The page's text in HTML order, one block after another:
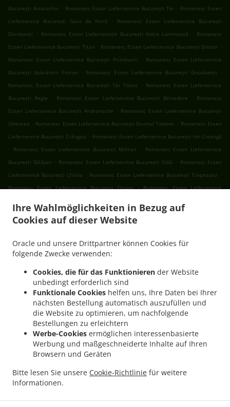
Ihre Wahlmöglichkeiten in Bezug auf
Cookies auf dieser Website
Oracle und unsere Drittpartner können Cookies für
folgende Zwecke verwenden:
Cookies, die für das Funktionieren der Website
unbedingt erforderlich sind
Funktionale Cookies helfen uns, Ihre Daten bei Ihrer
nächsten Bestellung automatisch auszufüllen und
die Website zu optimieren, um nachfolgende
Bestellungen zu erleichtern
Werbe-Cookies ermöglichen interessenbasierte
Werbung und maßgeschneiderte Inhalte auf Ihren
Browsern und Geräten
Bitte lesen Sie unsere Cookie-Richtlinie für weitere
Informationen.
București Aviatorilor . Romanesc Essen Lieferservice București Tei . Romanesc Essen
Lieferservice București Gara de Nord
.
Romanesc Essen Lieferservice București
Dorobanți
. Romanesc Essen Lieferservice București Vatra Luminoasă . Romanesc
Essen Lieferservice București Titan . Romanesc Essen Lieferservice București Dristor .
Romanesc Essen Lieferservice București Primăverii
. Romanesc Essen Lieferservice
București Apărătorii Patriei
. Romanesc Essen Lieferservice București Grozăvești
.
Romanesc Essen Lieferservice București Tei Toboc
. Romanesc Essen Lieferservice
București Regie
. Romanesc Essen Lieferservice București Belvedere . Romanesc
Essen Lieferservice București Andronache
. Romanesc Essen Lieferservice București
Ghencea . Romanesc Essen Lieferservice București Drumul Taberei . Romanesc Essen
Lieferservice București Crângași . Romanesc Essen Lieferservice București Ion Creangă
. Romanesc Essen Lieferservice București Militari . Romanesc Essen Lieferservice
București Sălăjan
. Romanesc Essen Lieferservice București Odăi . Romanesc Essen
Lieferservice București Chitila . Romanesc Essen Lieferservice București Trapezului .
Romanesc Essen Lieferservice București Ozana
. Romanesc Essen Lieferservice
Romanesc Essen Lieferservice București Aviației
. Romanesc Essen Lieferservice
.
Essen Lieferservice București Băneasa
Romanesc Essen Lieferservice București
Sector 3
Romanesc Essen Lieferservice București Sector 4
Romanesc Essen Lieferservice București Sector 5
.
București Sector 6
Romanesc Essen Lieferservice București Fundeni
Romanesc
Essen Lieferservice București .
Romanesc Essen Lieferservice Popești-Leordeni Sector
Romanesc Essen Lieferservice Popești-Leordeni Sector 4 . Romanesc Essen
Lieferservice Popești-Leordeni
.
Romanesc Essen Lieferservice Dobroești Sector 2
. Romanesc Essen Lieferservice
. Romanesc Essen Lieferservice Voluntari Pipera
Essen Lieferservice Măgurele